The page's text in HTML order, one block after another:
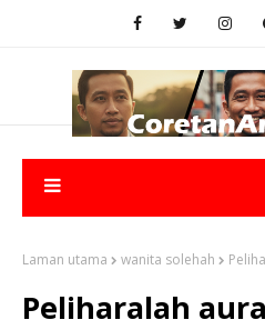
Laman utama wanita solehah
Peliharalah